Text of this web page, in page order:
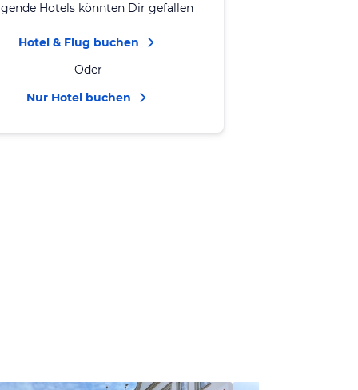
Hotels könnten Dir gefallen
Hotel & Flug buchen
Oder
Nur Hotel buchen